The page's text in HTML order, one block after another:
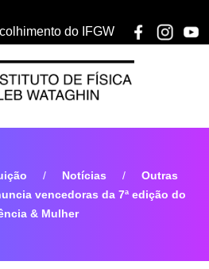
do IFGW
Notícias
Outras
vencedoras da 7ª edição do
& Mulher